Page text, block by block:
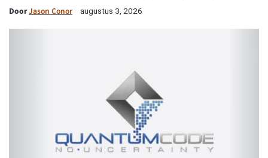
DoorJason Conor augustus 3, 2026